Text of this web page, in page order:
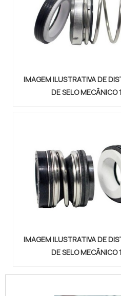
cliente receberá
com responsabilidade
IMAGEM ILUSTRATIVA DE
DE SELO MECÂNICO
IMAGEM ILUSTRATIVA DE
DE SELO MECÂNICO